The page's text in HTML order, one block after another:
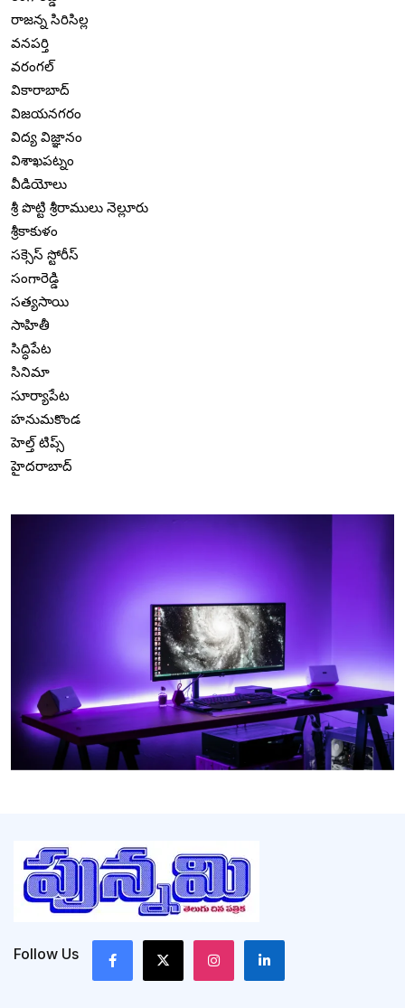
రాజన్న సిరిసిల్ల
వనపర్తి
వరంగల్
వికారాబాద్
విజయనగరం
విద్య విజ్ఞానం
విశాఖపట్నం
వీడియోలు
శ్రీ పొట్టి శ్రీరాములు నెల్లూరు
శ్రీకాకుళం
సక్సెస్ స్టోరీస్
సంగారెడ్డి
సత్యసాయి
సాహితీ
సిద్ధిపేట
సినిమా
సూర్యాపేట
హనుమకొండ
హెల్త్ టిప్స్
హైదరాబాద్
Follow Us